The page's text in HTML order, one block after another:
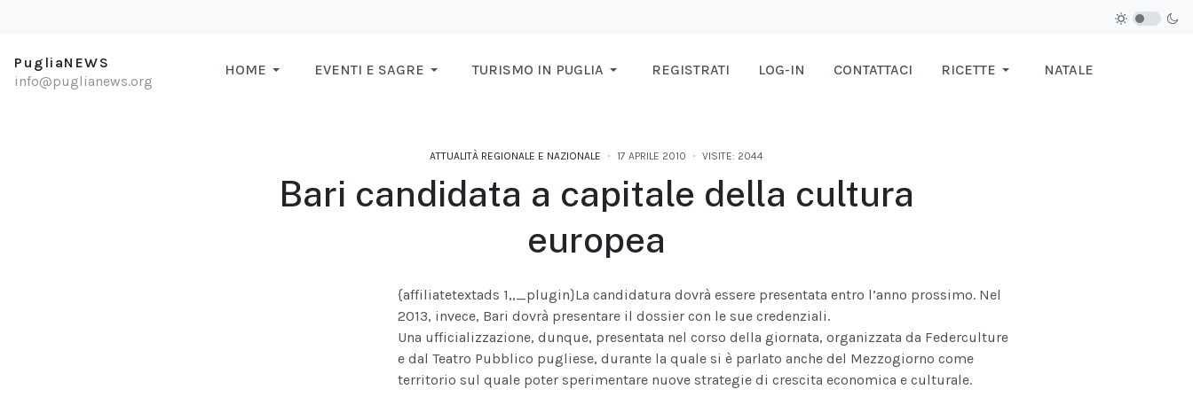
PugliaNEWS
info@puglianews.org
HOME EVENTI E SAGRE TURISMO IN PUGLIA REGISTRATI LOG-IN CONTATTACI RICETTE NATALE
ATTUALITÀ REGIONALE E NAZIONALE 17 APRILE 2010 VISITE: 2044
Bari candidata a capitale della cultura
europea
{affiliatetextads 1,,_plugin}La candidatura dovrà essere presentata entro l’anno prossimo. Nel
2013, invece, Bari dovrà presentare il dossier con le sue credenziali.
Una ufficializzazione, dunque, presentata nel corso della giornata, organizzata da Federculture
e dal Teatro Pubblico pugliese, durante la quale si è parlato anche del Mezzogiorno come
territorio sul quale poter sperimentare nuove strategie di crescita economica e culturale.